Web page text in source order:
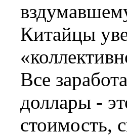
Китайцы
Все
доллары -
стоимость,